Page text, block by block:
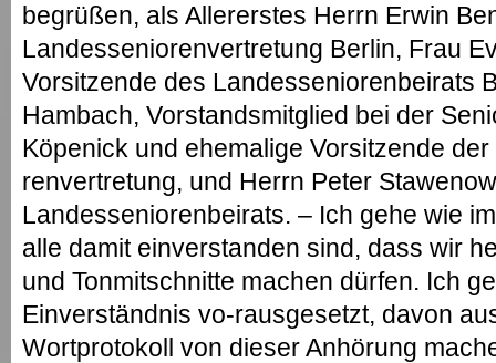
begrüßen, als Allererstes Herrn Erwin
Landesseniorenvertretung Berlin, Frau
Vorsitzende des Landesseniorenbeirats
Hambach, Vorstandsmitglied bei der
Köpenick und ehemalige Vorsitzende
renvertretung, und Herrn Peter
Landesseniorenbeirats. – Ich gehe wie
alle damit einverstanden sind, dass wir
und Tonmitschnitte machen dürfen. Ich
Einverständnis vo-rausgesetzt, davon
Wortprotokoll von dieser Anhörung